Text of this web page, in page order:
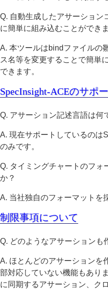
Q. 自動生成したアサーション
に簡単に組み込むことができ
A. 本ツールはbindファイルの
ス名等を変更することで簡単
できます。
SpecInsight-ACEのサポ
Q. アサーション記述言語は何
A. 現在サポートしているのは
のみです。
Q. タイミングチャートのフォ
か？
A. 当社独自のフォーマットを
制限事項について
Q. どのようなアサーションも
A. ほとんどのアサーションを
部対応していない機能もあり
に同期するアサーション、ク